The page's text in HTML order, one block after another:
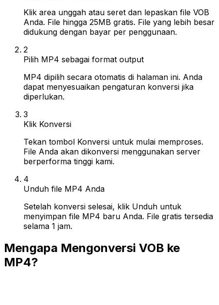
Klik area unggah atau seret dan lepaskan file VOB
Anda. File hingga 25MB gratis. File yang lebih besar
didukung dengan bayar per penggunaan.
2
Pilih MP4 sebagai format output
MP4 dipilih secara otomatis di halaman ini. Anda
dapat menyesuaikan pengaturan konversi jika
diperlukan.
3
Klik Konversi
Tekan tombol Konversi untuk mulai memproses.
File Anda akan dikonversi menggunakan server
berperforma tinggi kami.
4
Unduh file MP4 Anda
Setelah konversi selesai, klik Unduh untuk
menyimpan file MP4 baru Anda. File gratis tersedia
selama 1 jam.
Mengapa Mengonversi VOB ke
MP4?